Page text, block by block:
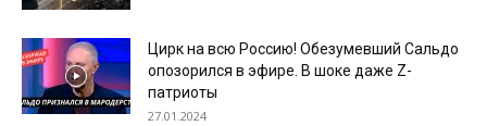
Цирк на всю Россию! Обезумевший Сальдо
опозорился в эфире. В шоке даже Z-
патриоты
27.01.2024